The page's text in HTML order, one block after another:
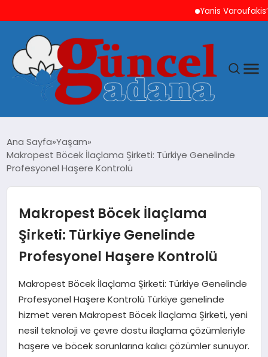
Yanis Varoufakis’ten
GÜNCEL
SAĞLIK
SPOR
TEKNOLOJI
Ana Sayfa Yaşam
Makropest Böcek İlaçlama Şirketi: Türkiye Genelinde
Profesyonel Haşere Kontrolü
Makropest Böcek İlaçlama
Şirketi: Türkiye Genelinde
Profesyonel Haşere Kontrolü
Makropest Böcek İlaçlama Şirketi: Türkiye Genelinde
Profesyonel Haşere Kontrolü Türkiye genelinde
hizmet veren Makropest Böcek İlaçlama Şirketi, yeni
nesil teknoloji ve çevre dostu ilaçlama çözümleriyle
haşere ve böcek sorunlarına kalıcı çözümler sunuyor.